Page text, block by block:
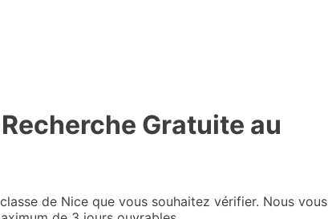
Gratuite au
de Nice que vous souhaitez vérifier. Nous vous